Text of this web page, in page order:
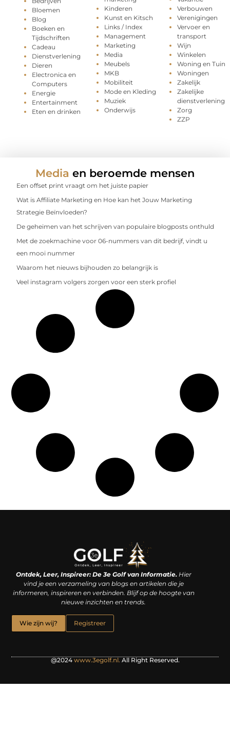
Bloemen
Blog
Boeken en
Tijdschriften
Cadeau
Dienstverlening
Dieren
Electronica en
Computers
Energie
Entertainment
Eten en drinken
Kinderen
Kunst en Kitsch
Links / Index
Management
Marketing
Media
Meubels
MKB
Mobiliteit
Mode en Kleding
Muziek
Onderwijs
Verbouwen
Verenigingen
Vervoer en
transport
Wijn
Winkelen
Woning en Tuin
Woningen
Zakelijk
Zakelijke
dienstverlening
Zorg
ZZP
Media en beroemde mensen
Een offset print vraagt om het juiste papier
Wat is Affiliate Marketing en Hoe kan het Jouw Marketing
Strategie Beïnvloeden?
De geheimen van het schrijven van populaire blogposts onthuld
Met de zoekmachine voor 06-nummers van dit bedrijf, vindt u
een mooi nummer
Waarom het nieuws bijhouden zo belangrijk is
Veel instagram volgers zorgen voor een sterk profiel
Ontdek, Leer, Inspireer: De 3e Golf van Informatie.Hier
vind je een verzameling van blogs en artikelen die je
informeren, inspireren en verbinden. Blijf op de hoogte van
nieuwe inzichten en trends.
Wie zijn wij? Registreer
@2024 www.3egolf.nl. All Right Reserved.